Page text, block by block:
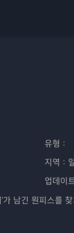
유형：
지역：
업데이
남긴 원피스를